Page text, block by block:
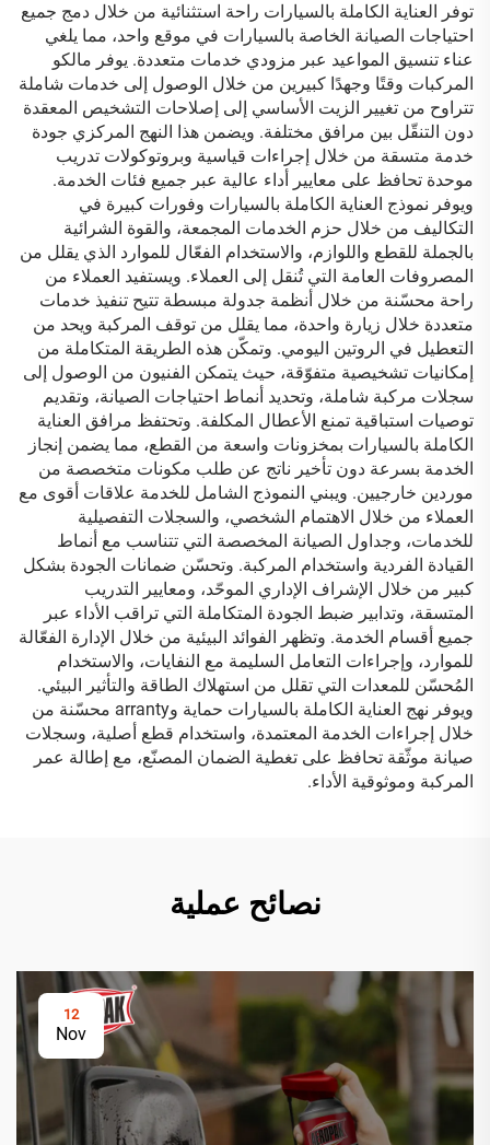
توفر العناية الكاملة بالسيارات راحة استثنائية من خلال دمج جميع
احتياجات الصيانة الخاصة بالسيارات في موقع واحد، مما يلغي
عناء تنسيق المواعيد عبر مزودي خدمات متعددة. يوفر مالكو
المركبات وقتًا وجهدًا كبيرين من خلال الوصول إلى خدمات شاملة
تتراوح من تغيير الزيت الأساسي إلى إصلاحات التشخيص المعقدة
دون التنقّل بين مرافق مختلفة. ويضمن هذا النهج المركزي جودة
خدمة متسقة من خلال إجراءات قياسية وبروتوكولات تدريب
موحدة تحافظ على معايير أداء عالية عبر جميع فئات الخدمة.
ويوفر نموذج العناية الكاملة بالسيارات وفورات كبيرة في
التكاليف من خلال حزم الخدمات المجمعة، والقوة الشرائية
بالجملة للقطع واللوازم، والاستخدام الفعّال للموارد الذي يقلل من
المصروفات العامة التي تُنقل إلى العملاء. ويستفيد العملاء من
راحة محسّنة من خلال أنظمة جدولة مبسطة تتيح تنفيذ خدمات
متعددة خلال زيارة واحدة، مما يقلل من توقف المركبة ويحد من
التعطيل في الروتين اليومي. وتمكّن هذه الطريقة المتكاملة من
إمكانيات تشخيصية متفوّقة، حيث يتمكن الفنيون من الوصول إلى
سجلات مركبة شاملة، وتحديد أنماط احتياجات الصيانة، وتقديم
توصيات استباقية تمنع الأعطال المكلفة. وتحتفظ مرافق العناية
الكاملة بالسيارات بمخزونات واسعة من القطع، مما يضمن إنجاز
الخدمة بسرعة دون تأخير ناتج عن طلب مكونات متخصصة من
موردين خارجيين. ويبني النموذج الشامل للخدمة علاقات أقوى مع
العملاء من خلال الاهتمام الشخصي، والسجلات التفصيلية
للخدمات، وجداول الصيانة المخصصة التي تتناسب مع أنماط
القيادة الفردية واستخدام المركبة. وتحسّن ضمانات الجودة بشكل
كبير من خلال الإشراف الإداري الموحّد، ومعايير التدريب
المتسقة، وتدابير ضبط الجودة المتكاملة التي تراقب الأداء عبر
جميع أقسام الخدمة. وتظهر الفوائد البيئية من خلال الإدارة الفعّالة
للموارد، وإجراءات التعامل السليمة مع النفايات، والاستخدام
المُحسّن للمعدات التي تقلل من استهلاك الطاقة والتأثير البيئي.
ويوفر نهج العناية الكاملة بالسيارات حماية وarranty محسّنة من
خلال إجراءات الخدمة المعتمدة، واستخدام قطع أصلية، وسجلات
صيانة موثّقة تحافظ على تغطية الضمان المصنّع، مع إطالة عمر
المركبة وموثوقية الأداء.
نصائح عملية
12
Nov